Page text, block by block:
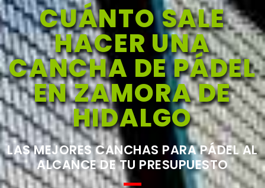
CUÁNTO SALE
HACER UNA
CANCHA DE PÁDEL
EN ZAMORA DE
HIDALGO
LAS MEJORES CANCHAS PARA PÁDEL AL
ALCANCE DE TU PRESUPUESTO